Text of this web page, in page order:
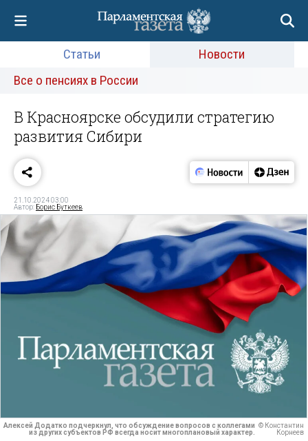
Статьи
Новости
Все о пенсиях в России
В Красноярске обсудили стратегию
развития Сибири
21.10.2024 03:00
Автор: Борис Буткеев
Алексей Додатко подчеркнул, что обсуждение вопросов с коллегами
из других субъектов РФ всегда носит многоплановый характер.
© Константин
Корнеев